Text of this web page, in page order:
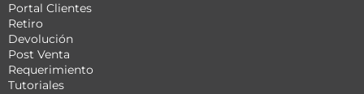
Portal Clientes
Retiro
Devolución
Post Venta
Requerimiento
Tutoriales